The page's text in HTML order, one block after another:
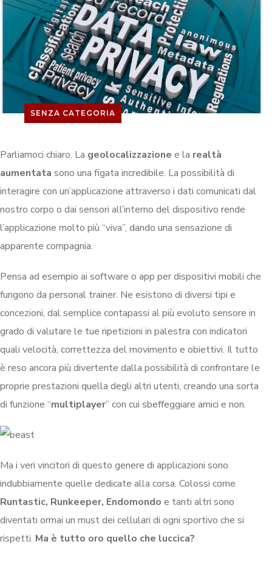
SENZA CATEGORIA
Parliamoci chiaro. La geolocalizzazione e la realtà
aumentata sono una figata incredibile. La possibilità di
interagire con un’applicazione attraverso i dati comunicati dal
nostro corpo o dai sensori all’interno del dispositivo rende
l’applicazione molto più “viva”, dando una sensazione di
apparente compagnia.
Pensa ad esempio ai software o app per dispositivi mobili che
fungono da personal trainer. Ne esistono di diversi tipi e
concezioni, dal semplice contapassi al più evoluto sensore in
grado di valutare le tue ripetizioni in palestra con indicatori
quali velocità, correttezza del movimento e obiettivi. Il tutto
è reso ancora più divertente dalla possibilità di confrontare le
proprie prestazioni quella degli altri utenti, creando una sorta
di funzione “multiplayer” con cui sbeffeggiare amici e non.
Ma i veri vincitori di questo genere di applicazioni sono
indubbiamente quelle dedicate alla corsa. Colossi come
Runtastic, Runkeeper, Endomondo e tanti altri sono
diventati ormai un must dei cellulari di ogni sportivo che si
rispetti. Ma è tutto oro quello che luccica?